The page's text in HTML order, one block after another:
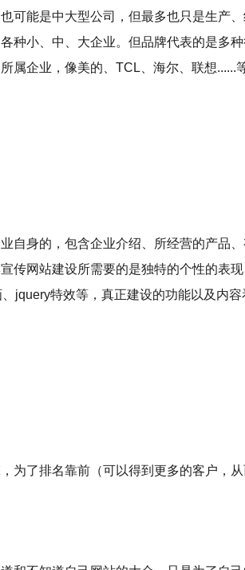
可能是中大型公司，但最多也只是生产、
种小、中、大企业。但品牌代表的是多
属企业，像美的、TCL、海尔、联想......
自身的，包含企业介绍、所经营的产品
传网站建设所需要的是独特的个性的表
jquery特效等，真正建设的功能以及内
为了排名靠前（可以得到更多的客户，从